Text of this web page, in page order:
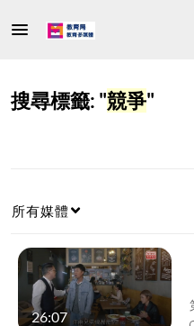
搜尋標籤: "競爭"
所有媒體
26:07